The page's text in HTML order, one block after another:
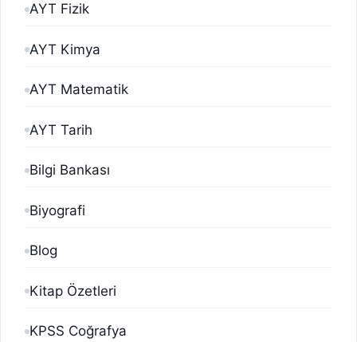
AYT Fizik
AYT Kimya
AYT Matematik
AYT Tarih
Bilgi Bankası
Biyografi
Blog
Kitap Özetleri
KPSS Coğrafya